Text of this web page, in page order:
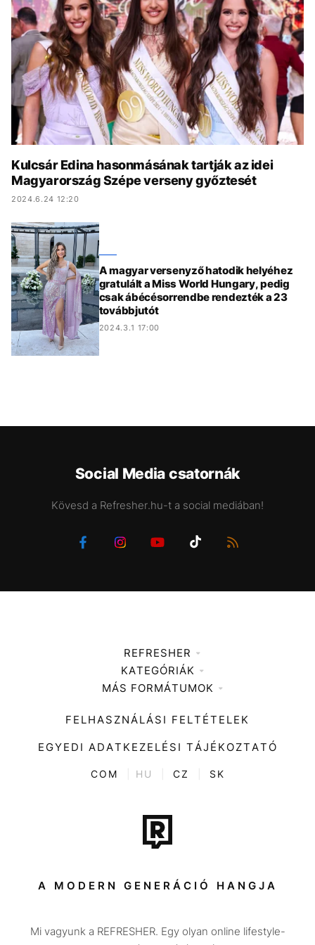
KÖZÉLET UTAZÁS
ÉLETMÓD DESIGN
BESZÉLGETÉSEK ARCOK
VIDEÓ TÖRTÉNETEK
GASZTRO
Kulcsár Edina hasonmásának tartják az idei
Magyarország Szépe verseny győztesét
2024.6.24 12:20
A magyar versenyző hatodik helyéhez
gratulált a Miss World Hungary, pedig
csak ábécésorrendbe rendezték a 23
továbbjutót
2024.3.1 17:00
Social Media csatornák
Kövesd a Refresher.hu-t a social mediában!
REFRESHER
Médiaajánlat
KATEGÓRIÁK
Zene
Divat
Kultúra
ENTR
Tech-Tudomány
Sport
Társadalom
Utazás
MÁS FORMÁTUMOK
FELHASZNÁLÁSI FELTÉTELEK
EGYEDI ADATKEZELÉSI TÁJÉKOZTATÓ
COM HU CZ SK
A MODERN GENERÁCIÓ HANGJA
Mi vagyunk a REFRESHER. Egy olyan online lifestyle-